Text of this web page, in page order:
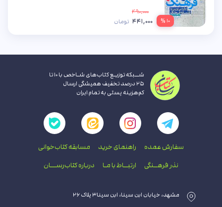
۱۰ %
۴۹۰,۰۰۰
۴۴۱,۰۰۰ تومان
شــبکه توزیـع کتاب‌های شـاخص با ۱۰ تا
۲۵ درصد تخفیف همیشگی ارسال
کم‌هزینه پستی به تمام ایران
سفارش عمده راهنمای‌ خرید مسابقه کتاب‌خوانی
نذر فرهــنگی ارتبــاط با‌ مـا درباره کتاب‌رســـان
مشهد، خیابان ابن سینا، ابن سینا۳ پلاک ۲۶